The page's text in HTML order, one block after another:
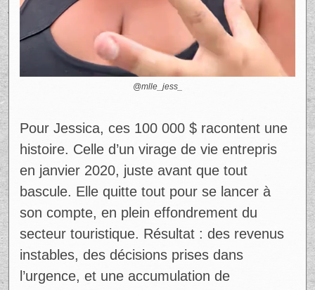
Pour Jessica, ces 100 000 $ racontent une
histoire. Celle d’un virage de vie entrepris
en janvier 2020, juste avant que tout
bascule. Elle quitte tout pour se lancer à
son compte, en plein effondrement du
secteur touristique. Résultat : des revenus
instables, des décisions prises dans